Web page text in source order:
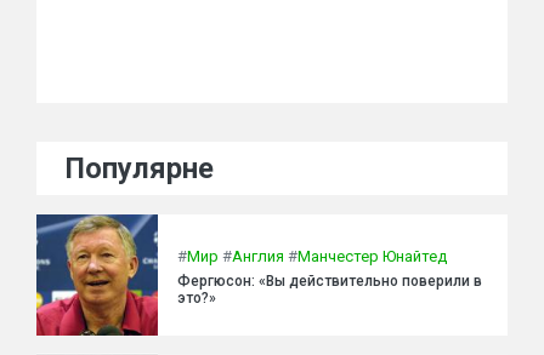
Популярне
#Мир #Англия #Манчестер Юнайтед
Фергюсон: «Вы действительно поверили в
это?»